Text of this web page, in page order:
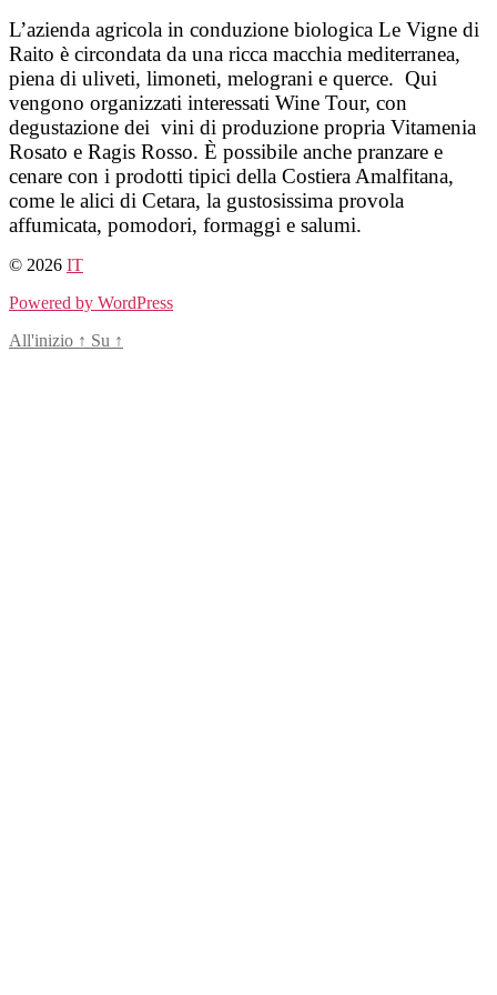
Salta
al
contenuto
L’azienda agricola in conduzione biologica Le Vigne di
Raito è circondata da una ricca macchia mediterranea,
piena di uliveti, limoneti, melograni e querce. Qui
vengono organizzati interessati Wine Tour, con
degustazione dei vini di produzione propria Vitamenia
Rosato e Ragis Rosso. È possibile anche pranzare e
cenare con i prodotti tipici della Costiera Amalfitana,
come le alici di Cetara, la gustosissima provola
affumicata, pomodori, formaggi e salumi.
© 2026 IT
Powered by WordPress
All'inizio ↑ Su ↑